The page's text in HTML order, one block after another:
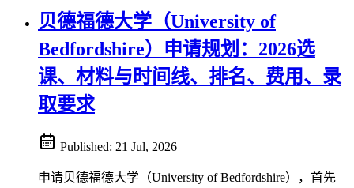
贝德福德大学（University of
Bedfordshire）申请规划：2026选
课、材料与时间线、排名、费用、录
取要求
Published: 21 Jul, 2026
申请贝德福德大学（University of Bedfordshire），首先